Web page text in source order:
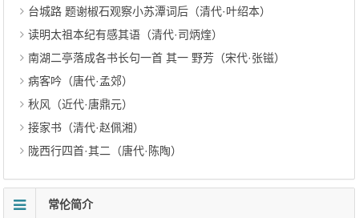
台城路 题谢椒石观察小苏潭词后（清代·叶绍本）
读明太祖本纪有感其语（清代·司炳煃）
南湖二亭落成各书长句一首 其一 野芳（宋代·张镃）
病客吟（唐代·孟郊）
秋风（近代·唐鼎元）
接家书（清代·赵佩湘）
陇西行四首·其二（唐代·陈陶）
常伦简介